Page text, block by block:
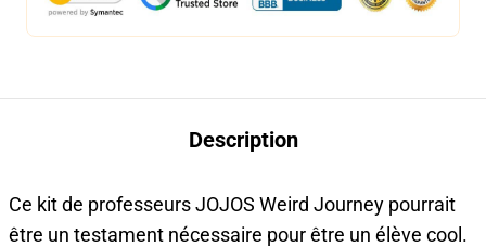
Description
Ce kit de professeurs JOJOS Weird Journey pourrait
être un testament nécessaire pour être un élève cool.